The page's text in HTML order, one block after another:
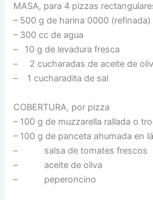
MASA, para 4 pizzas
– 500 g de harina 0000 (refinada)
– 300 cc de agua
– 10 g de levadura fresca
– 2 cucharadas de aceite de
– 1 cucharadita de sal
COBERTURA, por pizza
– 100 g de muzzarella rallada o
– 100 g de panceta ahumada en
– salsa de tomates frescos
– aceite de oliva
– peperoncino